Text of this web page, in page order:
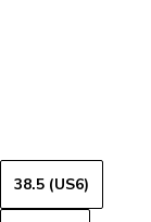
38.5 (US6)